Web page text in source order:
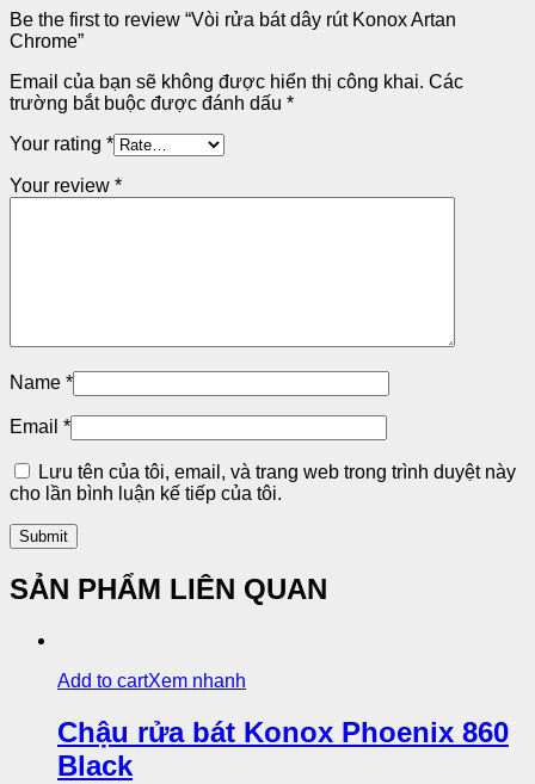
Be the first to review “Vòi rửa bát dây rút Konox Artan
Chrome”
Email của bạn sẽ không được hiển thị công khai. Các
trường bắt buộc được đánh dấu *
Your rating *
Your review *
Name *
Email *
Lưu tên của tôi, email, và trang web trong trình duyệt này
cho lần bình luận kế tiếp của tôi.
SẢN PHẨM LIÊN QUAN
Add to cartXem nhanh
Chậu rửa bát Konox Phoenix 860
Black